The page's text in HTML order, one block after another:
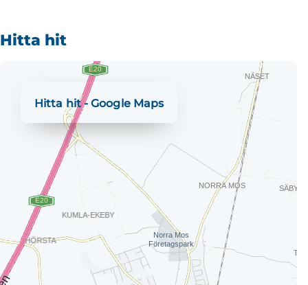
Hitta hit
Hitta hit - Google Maps